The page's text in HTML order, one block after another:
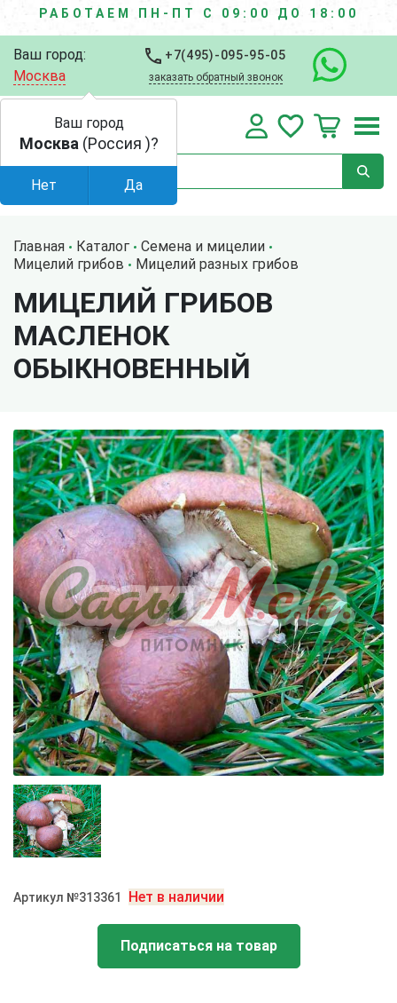
РАБОТАЕМ ПН-ПТ С 09:00 ДО 18:00
Ваш город:
Москва
+7(495)-095-95-05
заказать обратный звонок
Главная Каталог
Семена и мицелии
Мицелий грибов
Мицелий разных грибов
МИЦЕЛИЙ ГРИБОВ
МАСЛЕНОК
ОБЫКНОВЕННЫЙ
Артикул №313361 Нет в наличии
Подписаться на товар
Ваш город
Москва (Россия )?
Нет Да